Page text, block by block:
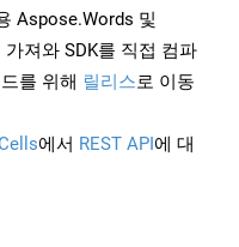
Aspose.Words 및
져와 SDK를 직접 컴파
를 위해 릴리스로 이동
에서 REST API에 대